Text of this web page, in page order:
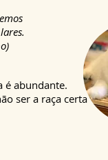
é abundante.
ser a raça certa